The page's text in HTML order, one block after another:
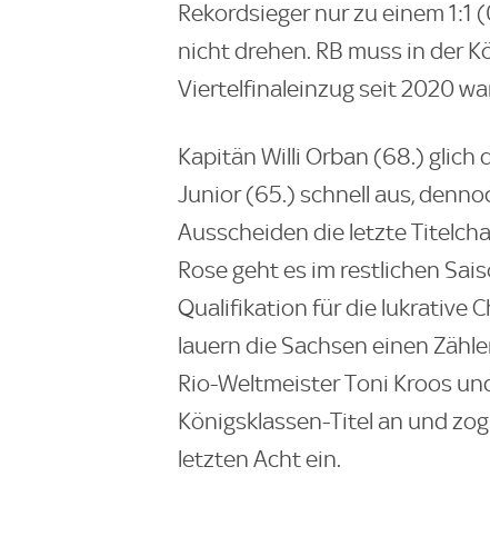
Rekordsieger nur zu einem
nicht drehen. RB muss in der
Viertelfinaleinzug seit 2020
Kapitän Willi Orban (68.) glich
Junior (65.) schnell aus,
Ausscheiden die letzte
Rose geht es im restlichen
Qualifikation für die lukrative
lauern die Sachsen einen
Rio-Weltmeister Toni Kroos
Königsklassen-Titel an und
letzten Acht ein.